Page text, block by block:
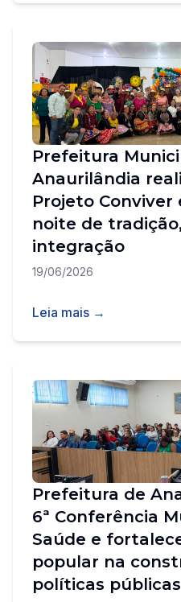
Prefeitura
Anaurilândia
Projeto Conviver
noite de
integração
19/06/2026
Leia mais →
Prefeitura de
6ª Conferência
Saúde e
popular na
políticas públicas